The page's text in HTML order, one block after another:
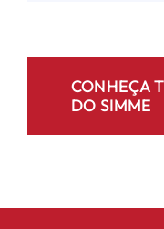
CONHEÇA
DO SIMME